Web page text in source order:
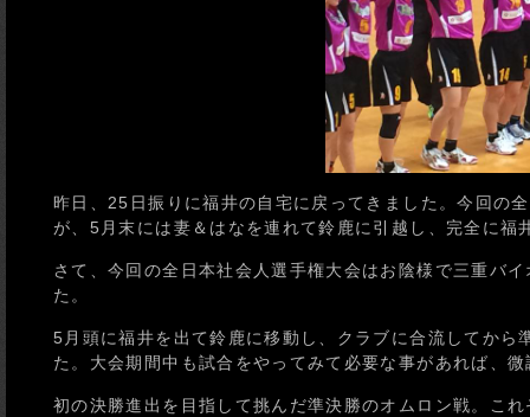
昨日、25日振りに福井の自宅に戻ってきました。今回の
が、5月末には妻＆はなを連れて鈴鹿に引越し、完全に福
さて、今回の全日本社会人選手権大会はお陰様で三重バ
た。
5月頭に福井を出て鈴鹿に移動し、クラブに合流してか
た。大会期間中も試合をやってみて必要な事があれば、
初の決勝進出を目指して挑んだ準決勝のオムロン戦。こ